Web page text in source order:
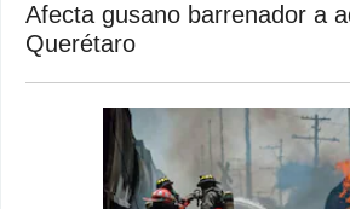
Afecta gusano barrenador a
Querétaro